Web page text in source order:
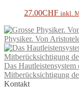
27.00CHF inkl.
Physiker. Von
Das
Mitberücksichtigung
Kontakt